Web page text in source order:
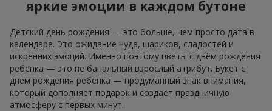
яркие эмоции в каждом бутоне
Детский день рождения — это больше, чем просто дата в
календаре. Это ожидание чуда, шариков, сладостей и
искренних эмоций. Именно поэтому цветы с днём рождения
ребёнка — это не банальный взрослый атрибут. Букет с
днём рождения ребёнка — продуманный знак внимания,
который дополняет подарок и создаёт праздничную
атмосферу с первых минут.